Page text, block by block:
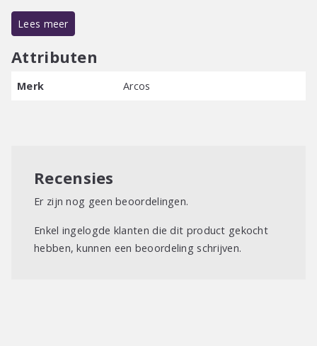
Lees meer
Attributen
Merk Arcos
Recensies
Er zijn nog geen beoordelingen.
Enkel ingelogde klanten die dit product gekocht
hebben, kunnen een beoordeling schrijven.